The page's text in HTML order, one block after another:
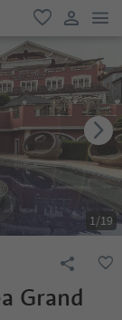
favorit
user link
1/19
Grand